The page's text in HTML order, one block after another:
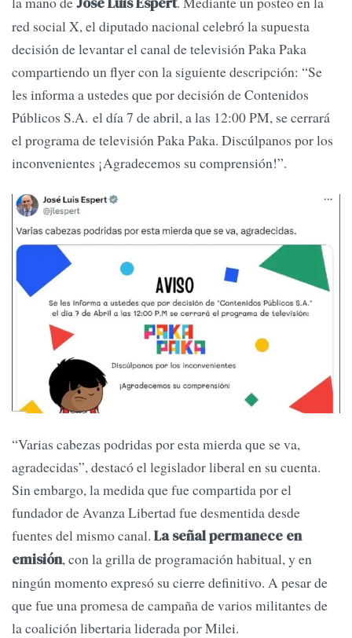
red social X, el diputado nacional celebró la supuesta
decisión de levantar el canal de televisión Paka Paka
compartiendo un flyer con la siguiente descripción: “Se
les informa a ustedes que por decisión de Contenidos
Públicos S.A. el día 7 de abril, a las 12:00 PM, se cerrará
el programa de televisión Paka Paka. Discúlpanos por los
inconvenientes ¡Agradecemos su comprensión!”.
“Varias cabezas podridas por esta mierda que se va,
agradecidas”, destacó el legislador liberal en su cuenta.
Sin embargo, la medida que fue compartida por el
fundador de Avanza Libertad fue desmentida desde
fuentes del mismo canal. La señal permanece en
emisión, con la grilla de programación habitual, y en
ningún momento expresó su cierre definitivo. A pesar de
que fue una promesa de campaña de varios militantes de
la coalición libertaria liderada por Milei.